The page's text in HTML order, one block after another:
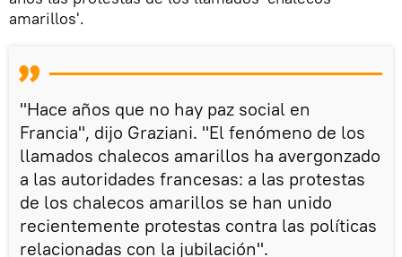
amarillos'.
"Hace años que no hay paz social en
Francia", dijo Graziani. "El fenómeno de los
llamados chalecos amarillos ha avergonzado
a las autoridades francesas: a las protestas
de los chalecos amarillos se han unido
recientemente protestas contra las políticas
relacionadas con la jubilación".